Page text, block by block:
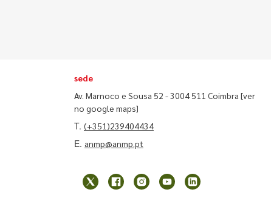
sede
Av. Marnoco e Sousa 52 - 3004 511 Coimbra [ver
no google maps]
T. (+351)239404434
E. anmp@anmp.pt